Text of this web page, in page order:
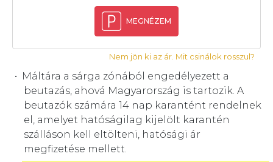
MEGNÉZEM
Nem jön ki az ár. Mit csinálok rosszul?
Máltára a sárga zónából engedélyezett a
beutazás, ahová Magyarország is tartozik. A
beutazók számára 14 nap karantént rendelnek
el, amelyet hatóságilag kijelölt karantén
szálláson kell eltölteni, hatósági ár
megfizetése mellett.